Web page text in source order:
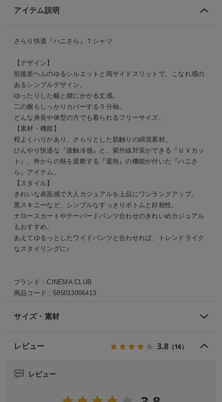
アイテム説明
さらり快適『ハニさら』Ｔシャツ
【デザイン】
前後差ヘムのゆるシルエットと両サイドスリットで、こなれ感の
あるシンプルデザイン。
ゆったりした幅と腰にかかる丈感。
二の腕もしっかりカバーする５分袖。
どんな身長や体型の方でも着られるフリーサイズ。
【素材・機能】
程よくハリがあり、さらりとした肌触りの綿混素材。
ひんやり快適な『接触冷感』と、紫外線対策ができる『ＵＶカッ
ト』、外からの熱を遮断する『遮熱』の機能が付いた『ハニさ
ら』アイテム。
【スタイル】
きれいな表面感で大人カジュアルを上品にワンランクアップ。
黒スキニーなど、シンプルなすっきりボトムと好相性。
ナロースカートやテーパードパンツ合わせのきれいめカジュアル
もおすすめ。
あえてゆるっとしたワイドパンツと合わせれば、トレンドライク
なスタイリングに♪
ブランド：CINEMA CLUB
商品コード : 585013006413
サイズ・素材
レビュー 3.8 （16）
レビュー